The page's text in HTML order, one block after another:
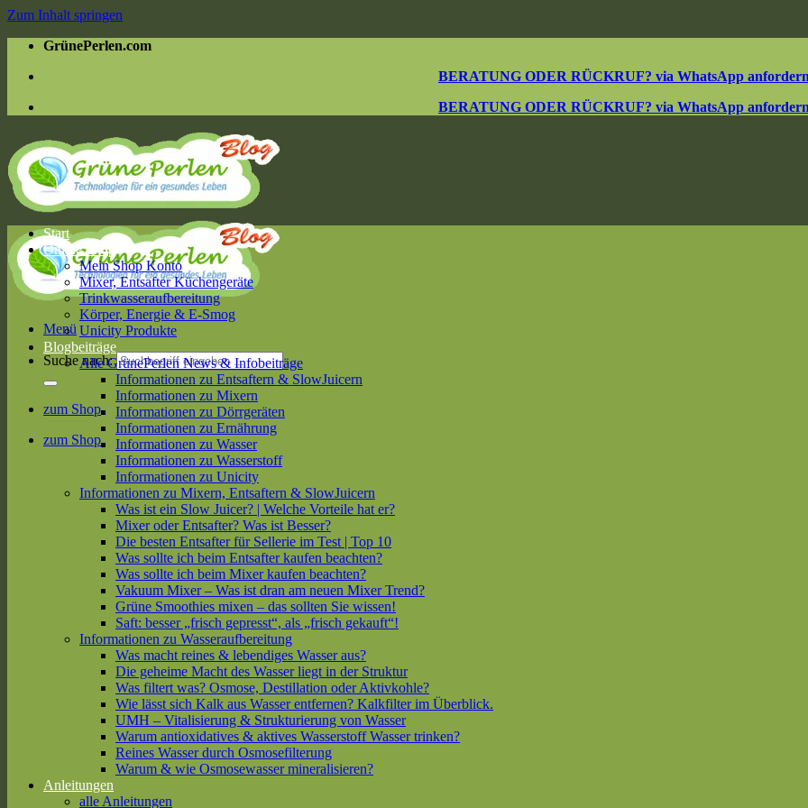
Zum Inhalt springen
GrünePerlen.com
BERATUNG ODER RÜCKRUF? via WhatsApp
BERATUNG ODER RÜCKRUF? via WhatsApp
Menü
Suche nach:
zum Shop
zum Shop
Start
Online Shop
Mein Shop Konto
Mixer, Entsafter Küchengeräte
Trinkwasseraufbereitung
Körper, Energie & E-Smog
Unicity Produkte
Blogbeiträge
Alle GrünePerlen News & Infobeiträge
Informationen zu Entsaftern & SlowJuicern
Informationen zu Mixern
Informationen zu Dörrgeräten
Informationen zu Ernährung
Informationen zu Wasser
Informationen zu Wasserstoff
Informationen zu Unicity
Informationen zu Mixern, Entsaftern & SlowJuicern
Was ist ein Slow Juicer? | Welche Vorteile hat er?
Mixer oder Entsafter? Was ist Besser?
Die besten Entsafter für Sellerie im Test | Top 10
Was sollte ich beim Entsafter kaufen beachten?
Was sollte ich beim Mixer kaufen beachten?
Vakuum Mixer – Was ist dran am neuen Mixer Trend?
Grüne Smoothies mixen – das sollten Sie wissen!
Saft: besser „frisch gepresst“, als „frisch gekauft“!
Informationen zu Wasseraufbereitung
Was macht reines & lebendiges Wasser aus?
Die geheime Macht des Wasser liegt in der Struktur
Was filtert was? Osmose, Destillation oder Aktivkohle?
Wie lässt sich Kalk aus Wasser entfernen? Kalkfilter im Überblick.
UMH – Vitalisierung & Strukturierung von Wasser
Warum antioxidatives & aktives Wasserstoff Wasser trinken?
Reines Wasser durch Osmosefilterung
Warum & wie Osmosewasser mineralisieren?
Anleitungen
alle Anleitungen